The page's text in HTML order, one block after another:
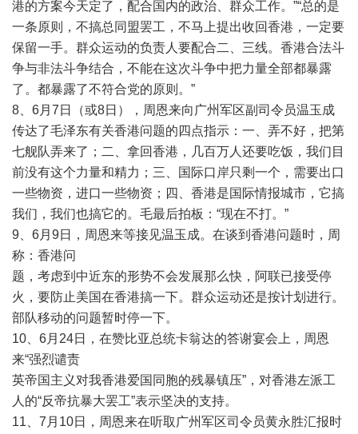
港的方案今天定了，配合国内的政治、群众工作。”“总的是
一条原则，不搞总同盟罢工，不马上提出收回香港，一定要
保留一手。群众运动的负责人要配合二、三线。香港合法斗
争与非法斗争结合，不能在这次斗争中把力量全部都暴露
了。都暴露了不符合党的原则。”
8、6月7日（或8日），周恩来向广州军区副司令员温玉成
传达了毛泽东有关香港问题的四点指示：一、弄不好，把第
七舰队弄来了；二、拿回香港，几百万人还要吃饭，我们目
前没有这个力量和精力；三、国际口岸只剩一个，需要出口
一些物资，进口一些物资；四、香港是国际情报城市，它搞
我们，我们也搞它的。毛最后拍板：“现在不打。”
9、6月9日，周恩来等接见温玉成。在谈到香港问题时，周
称：香港问
题，考虑到中近东的形势不会发展那么快，阿联已接受停
火，要防止美国在香港搞一下。群众运动还是按计划进行。
部队移动的问题暂时停一下。
10、6月24日，在赞比亚总统卡翁达的答谢宴会上，周恩
来“强烈谴责
英帝国主义对我香港爱国同胞的残暴镇压”，对香港左派工
人的“反帝抗暴大罢工”表示坚决的支持。
11、7月10日，周恩来在听取广州军区司令员黄永胜汇报时